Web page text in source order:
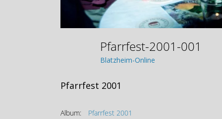
Pfarrfest-2001-001
Blatzheim-Online
Pfarrfest 2001
Album: Pfarrfest 2001